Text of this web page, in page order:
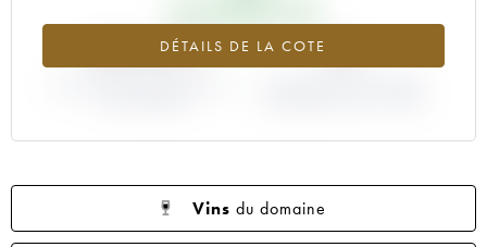
DÉTAILS DE LA COTE
+421.61%
Vins du domaine